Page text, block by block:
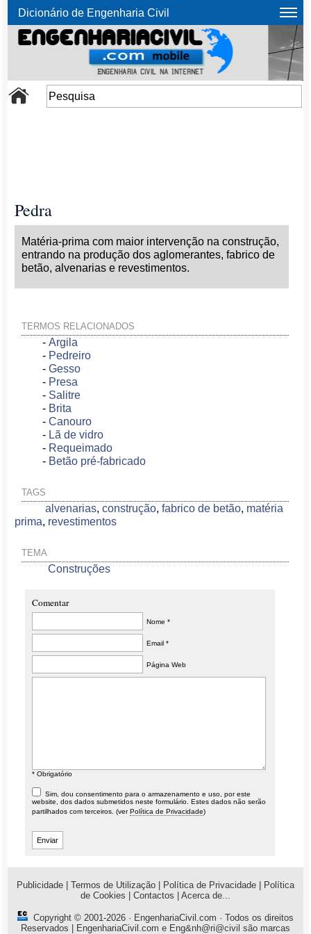
Dicionário de Engenharia Civil
Pedra
Matéria-prima com maior intervenção na construção,
entrando na produção dos aglomerantes, fabrico de
betão, alvenarias e revestimentos.
TERMOS RELACIONADOS
-Argila
- Pedreiro
-Gesso
- Presa
- Salitre
- Brita
-Canouro
- Lã de vidro
- Requeimado
- Betão pré-fabricado
TAGS
alvenarias,construção,fabrico de betão, matéria
prima, revestimentos
TEMA
Construções
Comentar
Nome *
Email *
Página Web
* Obrigatório
Sim, dou consentimento para o armazenamento e uso, por este
website, dos dados submetidos neste formulário. Estes dados não serão
partilhados com terceiros. (verPolítica de Privacidade)
Publicidade Termos de Utilização Política de Privacidade
Política
de Cookies
Contactos Acerca de...
Copyright © 2001-2026 · EngenhariaCivil.com · Todos os direitos
Reservados | EngenhariaCivil.com e Eng&nh@ri@civil são marcas